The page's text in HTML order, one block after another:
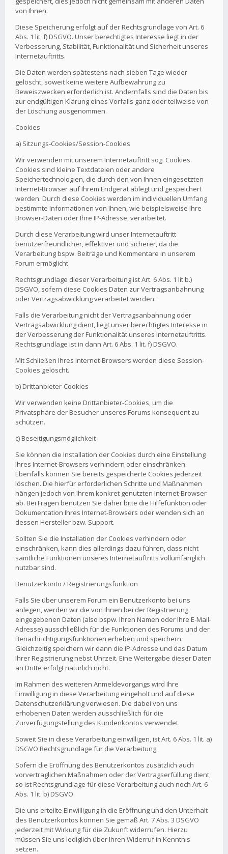
von Ihnen.
Diese Speicherung erfolgt auf der Rechtsgrundlage von Art. 6
Abs. 1 lit. f) DSGVO. Unser berechtigtes Interesse liegt in der
Verbesserung, Stabilität, Funktionalität und Sicherheit unseres
Internetauftritts.
Die Daten werden spätestens nach sieben Tage wieder
gelöscht, soweit keine weitere Aufbewahrung zu
Beweiszwecken erforderlich ist. Andernfalls sind die Daten bis
zur endgültigen Klärung eines Vorfalls ganz oder teilweise von
der Löschung ausgenommen.
Cookies
a) Sitzungs-Cookies/Session-Cookies
Wir verwenden mit unserem Internetauftritt sog. Cookies.
Cookies sind kleine Textdateien oder andere
Speichertechnologien, die durch den von Ihnen eingesetzten
Internet-Browser auf Ihrem Endgerät ablegt und gespeichert
werden. Durch diese Cookies werden im individuellen Umfang
bestimmte Informationen von Ihnen, wie beispielsweise Ihre
Browser-Daten oder Ihre IP-Adresse, verarbeitet.
Durch diese Verarbeitung wird unser Internetauftritt
benutzerfreundlicher, effektiver und sicherer, da die
Verarbeitung bspw. Beiträge und Kommentare in unserem
Forum ermöglicht.
Rechtsgrundlage dieser Verarbeitung ist Art. 6 Abs. 1 lit b.)
DSGVO, sofern diese Cookies Daten zur Vertragsanbahnung
oder Vertragsabwicklung verarbeitet werden.
Falls die Verarbeitung nicht der Vertragsanbahnung oder
Vertragsabwicklung dient, liegt unser berechtigtes Interesse in
der Verbesserung der Funktionalität unseres Internetauftritts.
Rechtsgrundlage ist in dann Art. 6 Abs. 1 lit. f) DSGVO.
Mit Schließen Ihres Internet-Browsers werden diese Session-
Cookies gelöscht.
b) Drittanbieter-Cookies
Wir verwenden keine Drittanbieter-Cookies, um die
Privatsphäre der Besucher unseres Forums konsequent zu
schützen.
c) Beseitigungsmöglichkeit
Sie können die Installation der Cookies durch eine Einstellung
Ihres Internet-Browsers verhindern oder einschränken.
Ebenfalls können Sie bereits gespeicherte Cookies jederzeit
löschen. Die hierfür erforderlichen Schritte und Maßnahmen
hängen jedoch von Ihrem konkret genutzten Internet-Browser
ab. Bei Fragen benutzen Sie daher bitte die Hilfefunktion oder
Dokumentation Ihres Internet-Browsers oder wenden sich an
dessen Hersteller bzw. Support.
Sollten Sie die Installation der Cookies verhindern oder
einschränken, kann dies allerdings dazu führen, dass nicht
sämtliche Funktionen unseres Internetauftritts vollumfänglich
nutzbar sind.
Benutzerkonto / Registrierungsfunktion
Falls Sie über unserem Forum ein Benutzerkonto bei uns
anlegen, werden wir die von Ihnen bei der Registrierung
eingegebenen Daten (also bspw. Ihren Namen oder Ihre E-Mail-
Adresse) ausschließlich für die Funktionen des Forums und der
Benachrichtigungsfunktionen erheben und speichern.
Gleichzeitig speichern wir dann die IP-Adresse und das Datum
Ihrer Registrierung nebst Uhrzeit. Eine Weitergabe dieser Daten
an Dritte erfolgt natürlich nicht.
Im Rahmen des weiteren Anmeldevorgangs wird Ihre
Einwilligung in diese Verarbeitung eingeholt und auf diese
Datenschutzerklärung verwiesen. Die dabei von uns
erhobenen Daten werden ausschließlich für die
Zurverfügungstellung des Kundenkontos verwendet.
Soweit Sie in diese Verarbeitung einwilligen, ist Art. 6 Abs. 1 lit. a)
DSGVO Rechtsgrundlage für die Verarbeitung.
Sofern die Eröffnung des Benutzerkontos zusätzlich auch
vorvertraglichen Maßnahmen oder der Vertragserfüllung dient,
so ist Rechtsgrundlage für diese Verarbeitung auch noch Art. 6
Abs. 1 lit. b) DSGVO.
Die uns erteilte Einwilligung in die Eröffnung und den Unterhalt
des Benutzerkontos können Sie gemäß Art. 7 Abs. 3 DSGVO
jederzeit mit Wirkung für die Zukunft widerrufen. Hierzu
müssen Sie uns lediglich über Ihren Widerruf in Kenntnis
setzen.